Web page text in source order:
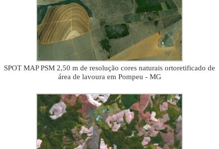
SPOT MAP PSM 2,50 m de resolução cores naturais ortoretificado de
área de lavoura em Pompeu - MG